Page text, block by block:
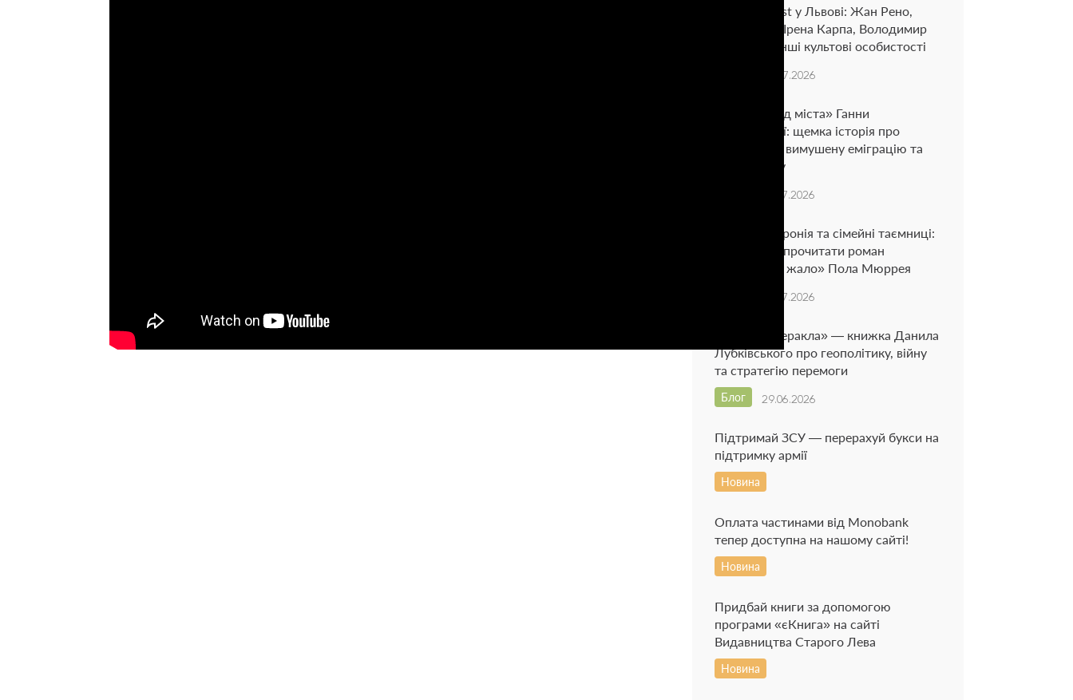
BestsellerFest у Львові: Жан Рено,
Артем Чех, Ірена Карпа, Володимир
Кличко та інші культові особистості
14.07.2026
«На захід від міста» Ганни
Городецької: щемка історія про
самотність, вимушену еміграцію та
пошук дому
06.07.2026
Рій думок, іронія та сімейні таємниці:
чому варто прочитати роман
«Бджолине жало» Пола Мюррея
02.07.2026
«Подвиги Геракла» — книжка Данила
Лубківського про геополітику, війну
та стратегію перемоги
29.06.2026
Блог
Підтримай ЗСУ — перерахуй букси на
підтримку армії
Новина
Оплата частинами від Monobank
тепер доступна на нашому сайті!
Новина
Придбай книги за допомогою
програми «єКнига» на сайті
Видавництва Старого Лева
Новина